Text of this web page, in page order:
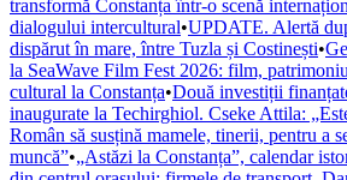
transformă Constanța într-o scenă
dialogului intercultural•UPDATE. Alertă
dispărut în mare, între Tuzla și Costinești•
la SeaWave Film Fest 2026: film,
cultural la Constanța•Două investiții
inaugurate la Techirghiol. Cseke Attila:
Român să susțină mamele, tinerii, pentru a
muncă”•„Astăzi la Constanța”, calendar